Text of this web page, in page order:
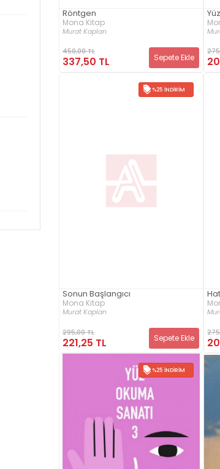
Röntgen
Mona Kitap
Murat Kaplan
450,00 TL
337,50 TL Sepete Ekle
%25 İNDIRIM
Sonun Başlangıcı
Mona Kitap
Murat Kaplan
295,00 TL
221,25 TL Sepete Ekle
%25 İNDIRIM